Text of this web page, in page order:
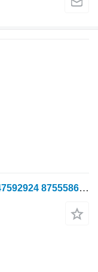
Гидрораспределитель 47592925 47592924 87555868 для трактора колесного Case IH Puma CVX 185